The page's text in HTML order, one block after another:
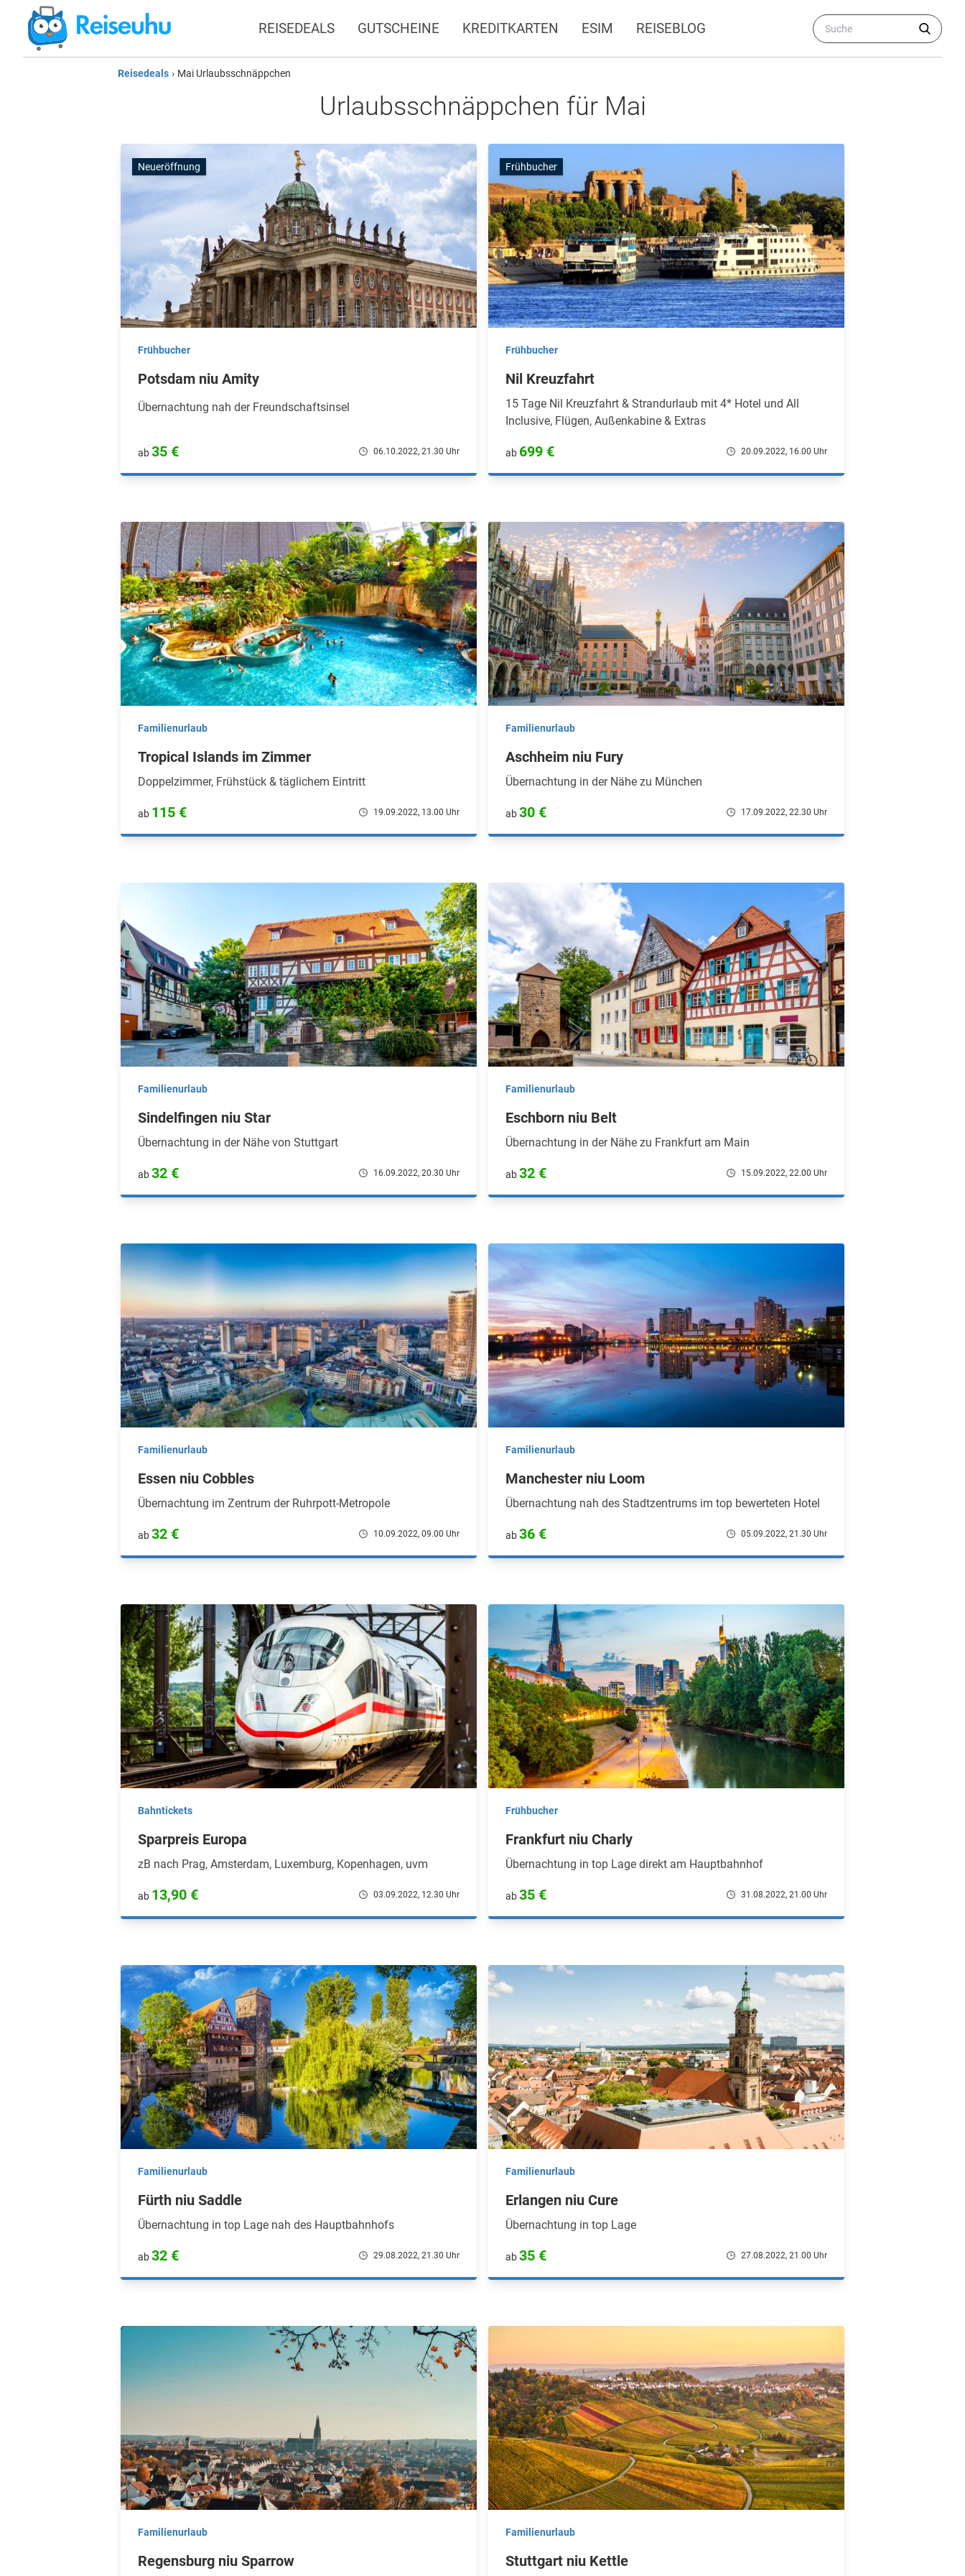
REISEDEALS GUTSCHEINE KREDITKARTEN ESIM REISEBLOG
Reisedeals › Mai Urlaubsschnäppchen
Urlaubsschnäppchen für Mai
Neueröffnung
Frühbucher
Potsdam niu Amity
Übernachtung nah der Freundschaftsinsel
ab35 € 06.10.2022, 21.30 Uhr
Frühbucher
Frühbucher
Nil Kreuzfahrt
15 Tage Nil Kreuzfahrt & Strandurlaub mit 4* Hotel und All
Inclusive, Flügen, Außenkabine & Extras
ab 699 € 20.09.2022, 16.00 Uhr
Familienurlaub
Tropical Islands im Zimmer
Doppelzimmer, Frühstück & täglichem Eintritt
ab 115 € 19.09.2022, 13.00 Uhr
Familienurlaub
Aschheim niu Fury
Übernachtung in der Nähe zu München
ab30 € 17.09.2022, 22.30 Uhr
Familienurlaub
Sindelfingen niu Star
Übernachtung in der Nähe von Stuttgart
ab32 € 16.09.2022, 20.30 Uhr
Familienurlaub
Eschborn niu Belt
Übernachtung in der Nähe zu Frankfurt am Main
ab32 € 15.09.2022, 22.00 Uhr
Familienurlaub
Essen niu Cobbles
Übernachtung im Zentrum der Ruhrpott-Metropole
ab32 € 10.09.2022, 09.00 Uhr
Familienurlaub
Manchester niu Loom
Übernachtung nah des Stadtzentrums im top bewerteten Hotel
ab36 € 05.09.2022, 21.30 Uhr
Bahntickets
Sparpreis Europa
zB nach Prag, Amsterdam, Luxemburg, Kopenhagen, uvm
ab 13,90 € 03.09.2022, 12.30 Uhr
Frühbucher
Frankfurt niu Charly
Übernachtung in top Lage direkt am Hauptbahnhof
ab35 € 31.08.2022, 21.00 Uhr
Familienurlaub
Fürth niu Saddle
Übernachtung in top Lage nah des Hauptbahnhofs
ab32 € 29.08.2022, 21.30 Uhr
Familienurlaub
Erlangen niu Cure
Übernachtung in top Lage
ab35 € 27.08.2022, 21.00 Uhr
Familienurlaub
Regensburg niu Sparrow
Familienurlaub
Stuttgart niu Kettle